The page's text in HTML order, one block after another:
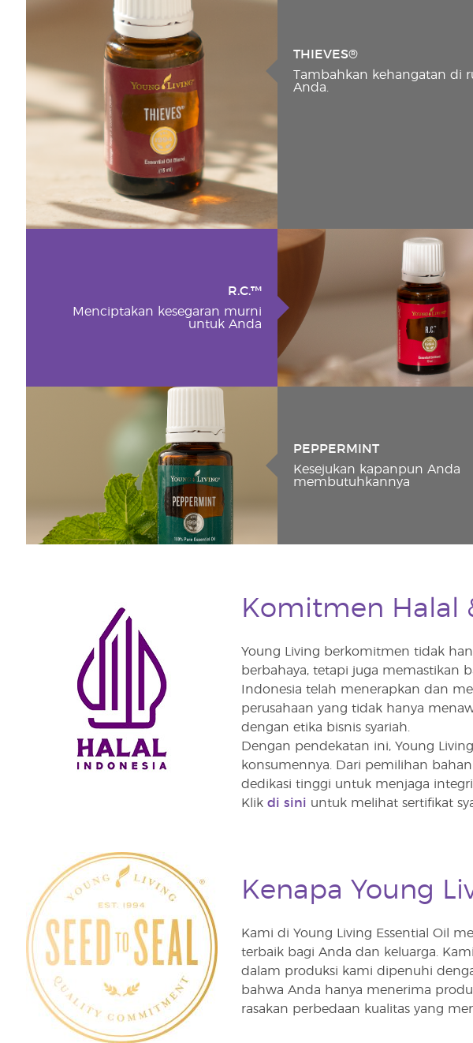
THIEVES®
Tambahkan kehangatan di
Anda.
R.C.™
Menciptakan kesegaran murni
untuk Anda
PEPPERMINT
Kesejukan kapanpun Anda
membutuhkannya
Komitmen Halal
Young Living berkomitmen tidak
berbahaya, tetapi juga memastikan
Indonesia telah menerapkan dan
perusahaan yang tidak hanya
dengan etika bisnis syariah.
Dengan pendekatan ini, Young
konsumennya. Dari pemilihan
dedikasi tinggi untuk menjaga
Klik di sini untuk melihat sertifikat
Kenapa Young
Kami di Young Living Essential Oil
terbaik bagi Anda dan keluarga.
dalam produksi kami dipenuhi
bahwa Anda hanya menerima
rasakan perbedaan kualitas yang